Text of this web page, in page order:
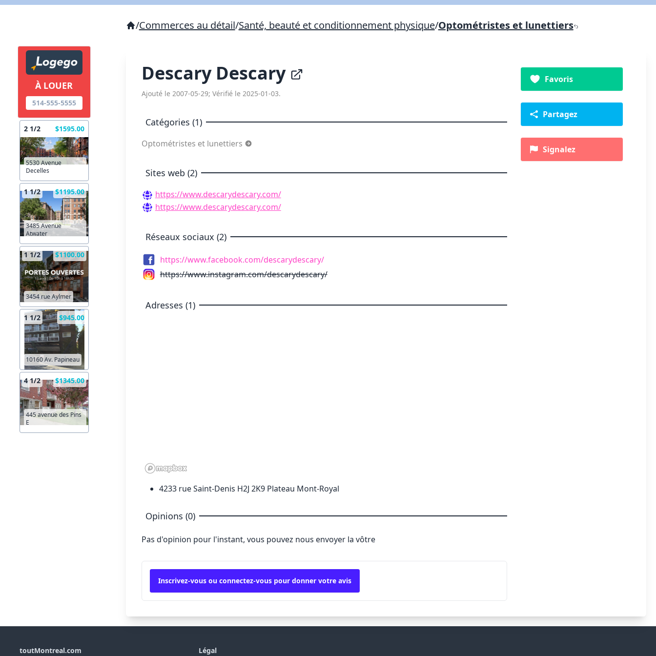
À LOUER
514-555-5555
2 1/2 $1595.00
5530 Avenue
Decelles
1 1/2 $1195.00
3485 Avenue
Atwater
1 1/2 $1100.00
3454 rue Aylmer
1 1/2 $945.00
10160 Av. Papineau
4 1/2 $1345.00
445 avenue des Pins
E
/Commerces au détail/Santé, beauté et conditionnement physique/Optométristes et lunettiers
Descary Descary
Ajouté le 2007-05-29; Vérifié le 2025-01-03.
Catégories (1)
Optométristes et lunettiers
Sites web (2)
https://www.descarydescary.com/
https://www.descarydescary.com/
Réseaux sociaux (2)
https://www.facebook.com/descarydescary/
https://www.instagram.com/descarydescary/
Adresses (1)
4233 rue Saint-Denis H2J 2K9 Plateau Mont-Royal
Opinions (0)
Pas d'opinion pour l'instant, vous pouvez nous envoyer la vôtre
Inscrivez-vous ou connectez-vous pour donner votre avis
Favoris
Partagez
Signalez
toutMontreal.com Légal
X Fermer Envoyez